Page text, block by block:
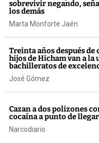
sobrevivir negando,
los demás
Marta Monforte Jaén
Treinta años después de
hijos de Hicham van a la
bachilleratos de
José Gómez
Cazan a dos polizones
cocaína a punto de llegar
Narcodiario